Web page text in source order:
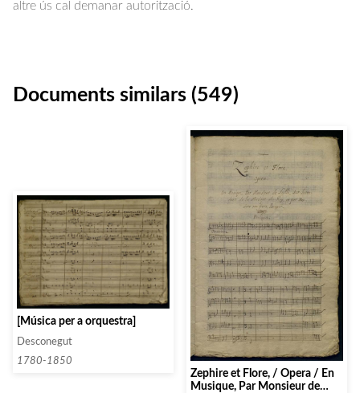
altre ús cal demanar autorització.
Documents similars (549)
[Música per a orquestra]
Desconegut
1780-1850
Zephire et Flore, / Opera / En
Musique, Par Monsieur de